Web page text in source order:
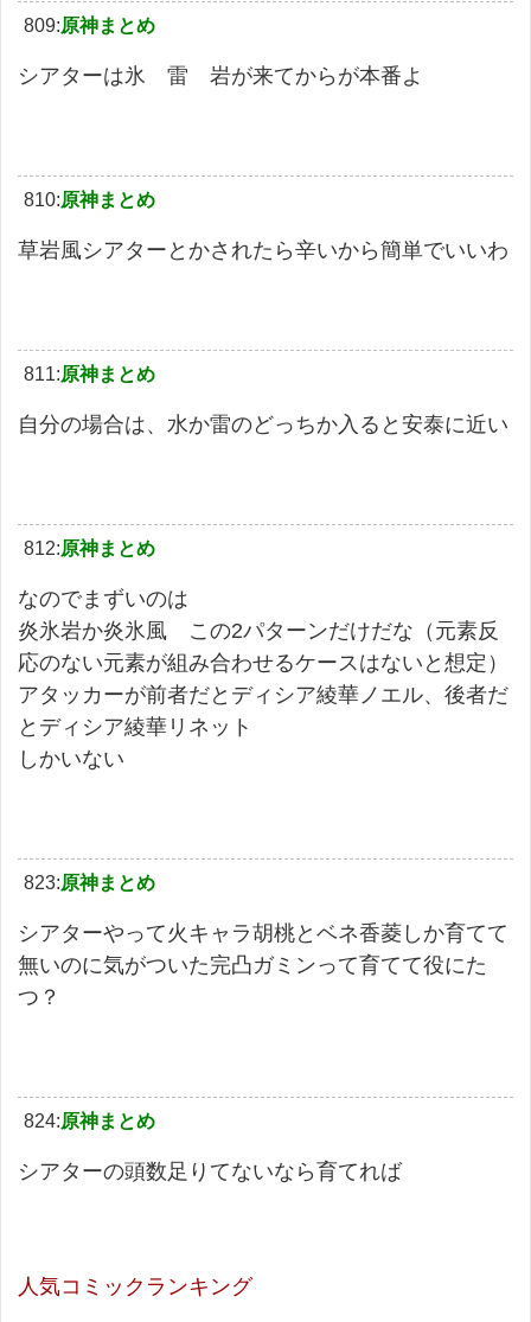
809:原神まとめ
シアターは氷 雷 岩が来てからが本番よ
810:原神まとめ
草岩風シアターとかされたら辛いから簡単でいいわ
811:原神まとめ
自分の場合は、水か雷のどっちか入ると安泰に近い
812:原神まとめ
なのでまずいのは
炎氷岩か炎氷風 この2パターンだけだな（元素反
応のない元素が組み合わせるケースはないと想定）
アタッカーが前者だとディシア綾華ノエル、後者だ
とディシア綾華リネット
しかいない
823:原神まとめ
シアターやって火キャラ胡桃とベネ香菱しか育てて
無いのに気がついた完凸ガミンって育てて役にた
つ？
824:原神まとめ
シアターの頭数足りてないなら育てれば
人気コミックランキング